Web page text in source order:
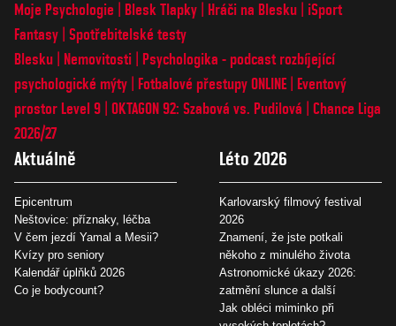
Moje Psychologie Blesk Tlapky Hráči na Blesku
iSport
Fantasy Spotřebitelské testy
Blesku
Nemovitosti
Psychologika - podcast rozbíjející
psychologické mýty
Fotbalové přestupy ONLINE
Eventový
prostor Level 9 OKTAGON 92: Szabová vs. Pudilová
Chance Liga
2026/27
Aktuálně
Epicentrum
Neštovice: příznaky, léčba
V čem jezdí Yamal a Mesii?
Kvízy pro seniory
Kalendář úplňků 2026
Co je bodycount?
Léto 2026
Karlovarský filmový festival
2026
Znamení, že jste potkali
někoho z minulého života
Astronomické úkazy 2026:
zatmění slunce a další
Jak obléci miminko při